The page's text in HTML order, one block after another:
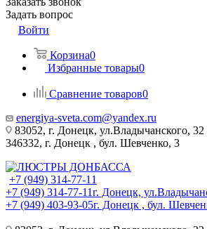
Задать вопрос
Войти
Корзина0
Избранные товары0
Сравнение товаров0
energiya-sveta.com@yandex.ru
83052, г. Донецк, ул.Владычанского, 32
346332, г. Донецк , бул. Шевченко, 3
+7 (949) 314-77-11
+7 (949) 314-77-11г. Донецк,
+7 (949) 403-93-05г. Донецк , бул.